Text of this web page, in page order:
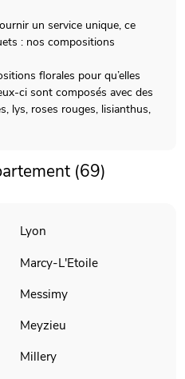
un service unique, ce
: nos compositions
florales pour qu’elles
ci sont composés avec des
lys, roses rouges, lisianthus,
(69)
Lyon
Marcy-L'Etoile
Messimy
Meyzieu
Millery